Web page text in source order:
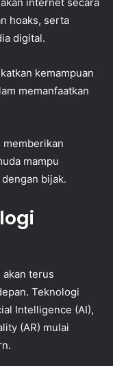
hoaks, serta
digital.
kemampuan
memanfaatkan
mampu
bijak.
terus
Teknologi
Intelligence (AI),
(AR) mulai